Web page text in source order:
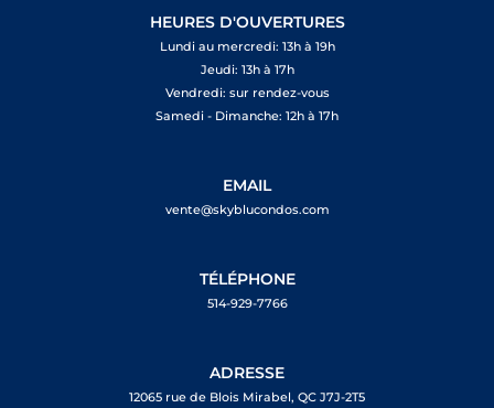
HEURES D'OUVERTURES
Lundi au mercredi: 13h à 19h
Jeudi: 13h à 17h
Vendredi: sur rendez-vous
Samedi - Dimanche: 12h à 17h
EMAIL
vente@skyblucondos.com
TÉLÉPHONE
514-929-7766
ADRESSE
12065 rue de Blois Mirabel, QC J7J-2T5